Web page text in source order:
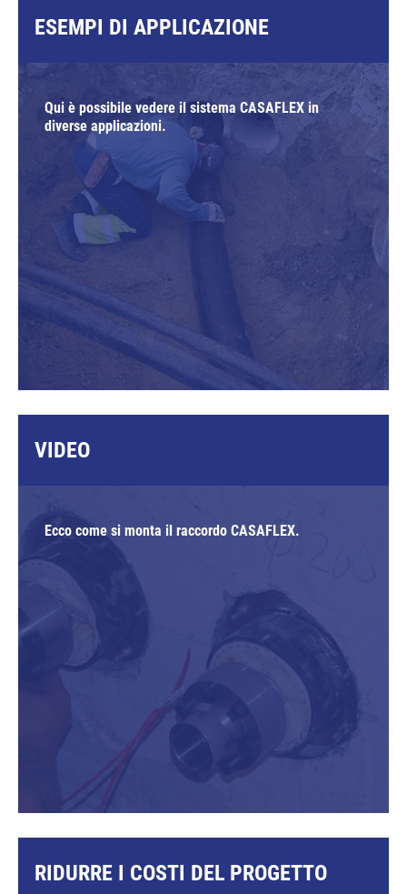
ESEMPI DI APPLICAZIONE
Qui è possibile vedere il sistema CASAFLEX in
diverse applicazioni.
VIDEO
Ecco come si monta il raccordo CASAFLEX.
RIDURRE I COSTI DEL PROGETTO